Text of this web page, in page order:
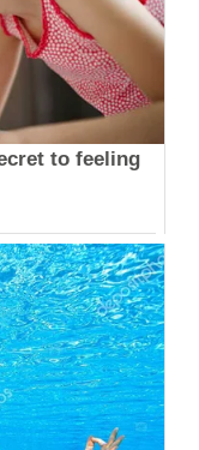
to feeling